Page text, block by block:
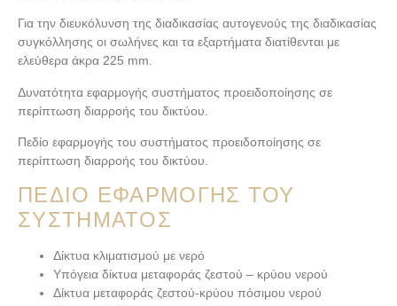
Για την διευκόλυνση της διαδικασίας αυτογενούς της διαδικασίας
συγκόλλησης οι σωλήνες και τα εξαρτήματα διατίθενται με
ελεύθερα άκρα 225 mm.
Δυνατότητα εφαρμογής συστήματος προειδοποίησης σε
περίπτωση διαρροής του δικτύου.
Πεδίο εφαρμογής του συστήματος προειδοποίησης σε
περίπτωση διαρροής του δικτύου.
ΠΕΔΊΟ ΕΦΑΡΜΟΓΉΣ ΤΟΥ
ΣΥΣΤΉΜΑΤΟΣ
Δίκτυα κλιματισμού με νερό
Υπόγεια δίκτυα μεταφοράς ζεστού – κρύου νερού
Δίκτυα μεταφοράς ζεστού-κρύου πόσιμου νερού